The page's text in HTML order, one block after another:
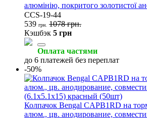
алюмінію, покритого золотистої
CCS-19-44
539 грн.
1078 грн.
Кэшбэк 5 грн
Оплата частями
до 6 платежей без переплат
-50%
Колпачок Bengal CAPB1RD на
алюм., цв. анодирование,